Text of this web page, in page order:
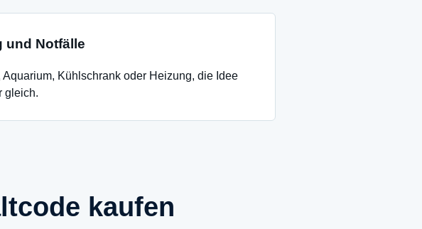
und Notfälle
Aquarium, Kühlschrank oder Heizung, die Idee
gleich.
kaufen